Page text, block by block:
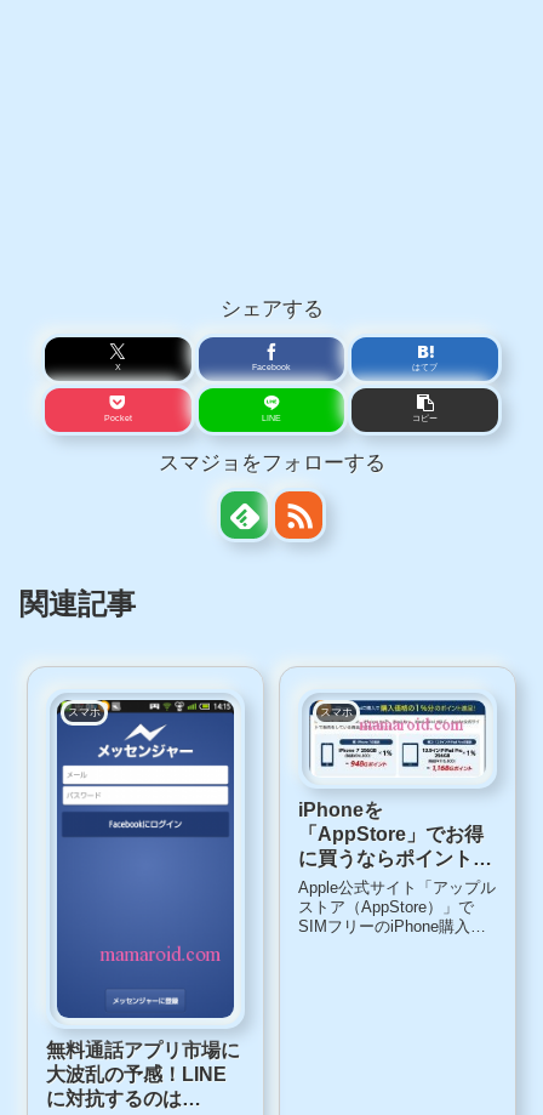
シェアする
X Facebook はてブ
Pocket LINE コピー
スマジョをフォローする
関連記事
スマホ
無料通話アプリ市場に
大波乱の予感！LINE
に対抗するのは
スマホ
iPhoneを
「AppStore」でお得
に買うならポイントサ
イト経由で！アップル
公式サイト購入で
pointGET
Apple公式サイト「アップル
ストア（AppStore）」で
SIMフリーのiPhone購入